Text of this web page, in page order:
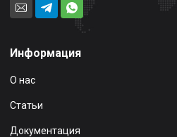
Информация
О нас
Статьи
Документация